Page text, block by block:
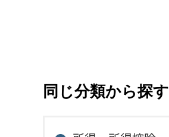
同じ分類から探す